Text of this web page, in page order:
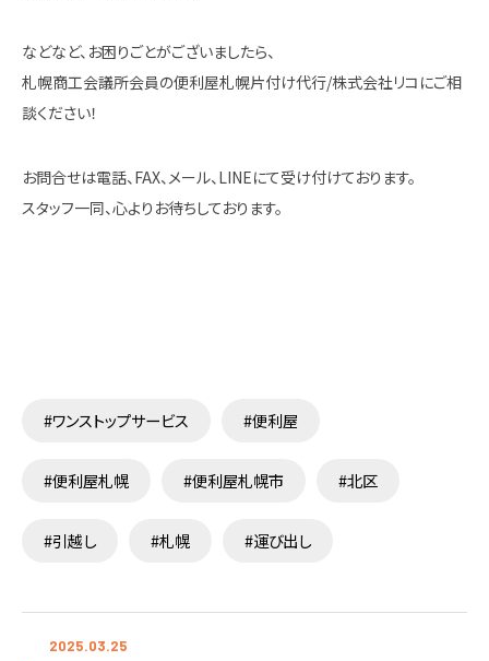
などなど、お困りごとがございましたら、
札幌商工会議所会員の便利屋札幌片付け代行/株式会社リコにご相
談ください！
お問合せは電話、FAX、メール、LINEにて受け付けております。
スタッフ一同、心よりお待ちしております。
#ワンストップサービス #便利屋
#便利屋札幌 #便利屋札幌市 #北区
#引越し #札幌 #運び出し
2025.03.25